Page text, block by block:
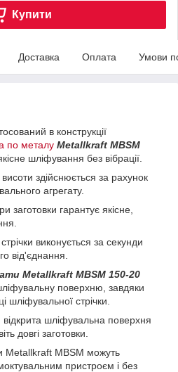
Купити
Доставка Оплата Умови
в конструкції
по металу Metallkraft MBSM
шліфування без вібрації.
здійснюється за рахунок
агрегату.
заготовки гарантує якісне,
виконується за секунди
від'єднання.
Metallkraft MBSM 150-20
поверхню, завдяки
шліфувальної стрічки.
відкрита шліфувальна поверхня
довгі заготовки.
Metallkraft MBSM можуть
пристроєм і без